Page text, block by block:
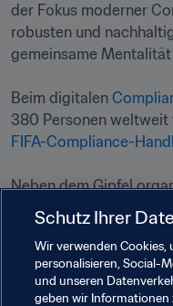
der Fokus moderner
robusten und
gemeinsame
Beim digitalen
FIFA-Compliance-
Neben dem Gipfel
besonderes
Verantwortlichen aller
Weitere Informationen
Gipfel werden zu
Schutz Ihrer
Wir verwenden Cookies,
personalisieren, Social-
und unseren
geben wir